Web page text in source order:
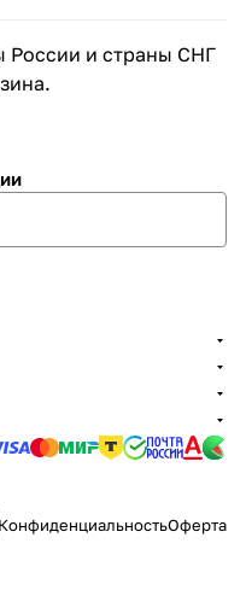
России и страны СНГ
КонфиденциальностьОферта